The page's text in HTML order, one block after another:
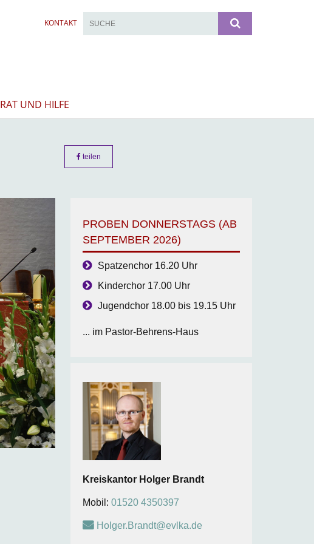
KONTAKT
RAT UND HILFE
teilen
PROBEN DONNERSTAGS (AB
SEPTEMBER 2026)
Spatzenchor 16.20 Uhr
Kinderchor 17.00 Uhr
Jugendchor 18.00 bis 19.15 Uhr
... im Pastor-Behrens-Haus
Kreiskantor Holger Brandt
Mobil: 01520 4350397
Holger.Brandt@evlka.de